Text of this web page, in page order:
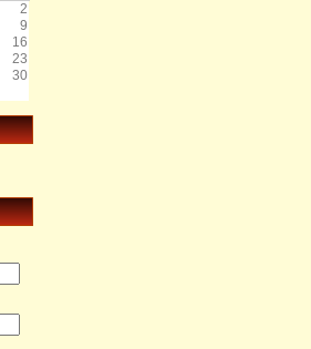
2
9
16
23
30